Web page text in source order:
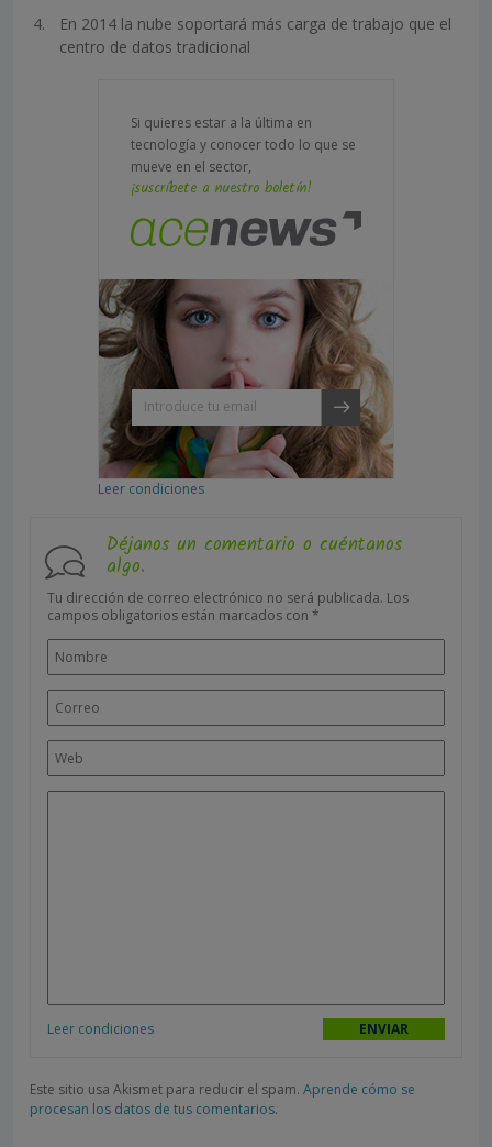
En 2014 la nube soportará más carga de trabajo que el
centro de datos tradicional
Si quieres estar a la última en
tecnología y conocer todo lo que se
mueve en el sector,
¡suscríbete a nuestro boletín!
Leer condiciones
Déjanos un comentario o cuéntanos
algo.
Tu dirección de correo electrónico no será publicada. Los
campos obligatorios están marcados con *
Leer condiciones
Este sitio usa Akismet para reducir el spam. Aprende cómo se
procesan los datos de tus comentarios.